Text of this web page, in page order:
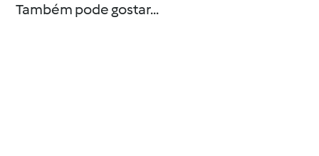
Também pode gostar...